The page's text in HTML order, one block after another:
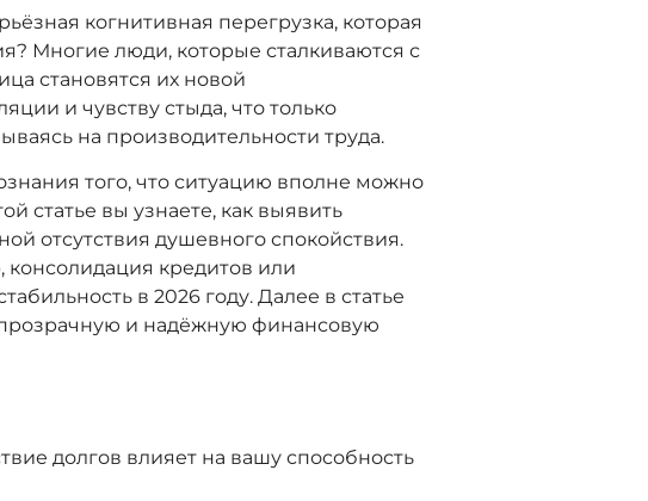
когнитивная перегрузка, которая
Многие люди, которые сталкиваются с
становятся их новой
и чувству стыда, что только
на производительности труда.
того, что ситуацию вполне можно
статье вы узнаете, как выявить
отсутствия душевного спокойствия.
кредитов или
в 2026 году. Далее в статье
и надёжную финансовую
долгов влияет на вашу способность